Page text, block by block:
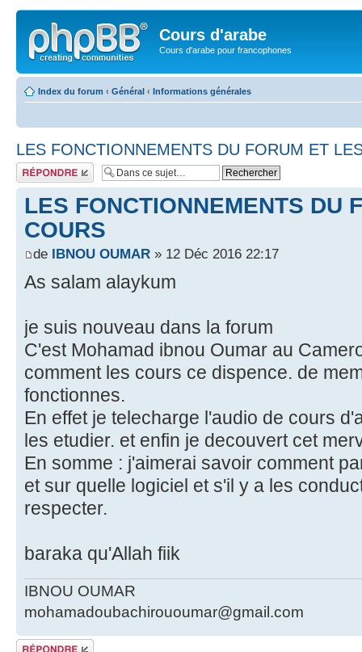
Cours d'arabe
Cours d'arabe pour francophones
Index du forum ‹ Général ‹ Informations générales
LES FONCTIONNEMENTS DU FORUM ET
Répondre
LES FONCTIONNEMENTS DU
COURS
de IBNOU OUMAR » 12 Déc 2016 22:17
As salam alaykum
je suis nouveau dans la forum
C'est Mohamad ibnou Oumar au
comment les cours ce dispence. de
fonctionnes.
En effet je telecharge l'audio de cours
les etudier. et enfin je decouvert cet
En somme : j'aimerai savoir comment
et sur quelle logiciel et s'il y a les
respecter.
baraka qu'Allah fiik
IBNOU OUMAR
mohamadoubachirououmar@gmail.com
Répondre